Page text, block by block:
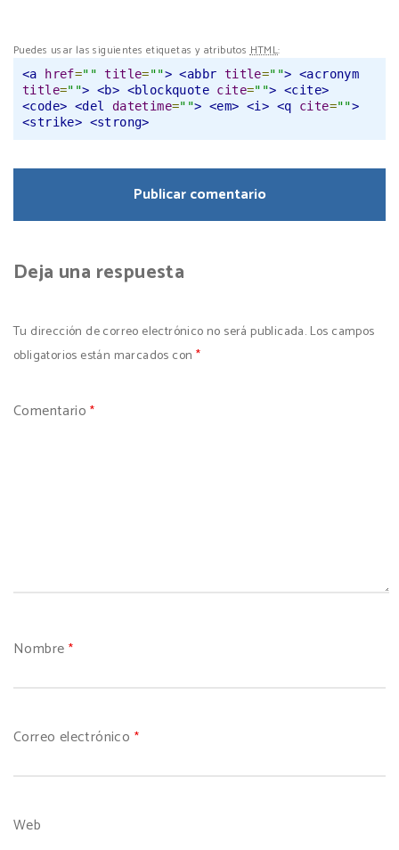
Puedes usar las siguientes etiquetas y atributosHTML:
<a href="" title=""> <abbr title=""> <acronym
title=""> <b> <blockquote cite=""> <cite>
<code> <del datetime=""> <em> <i> <q cite="">
<strike> <strong>
Deja una respuesta
Tu dirección de correo electrónico no será publicada. Los campos
obligatorios están marcados con *
Comentario*
Nombre *
Correo electrónico *
Web